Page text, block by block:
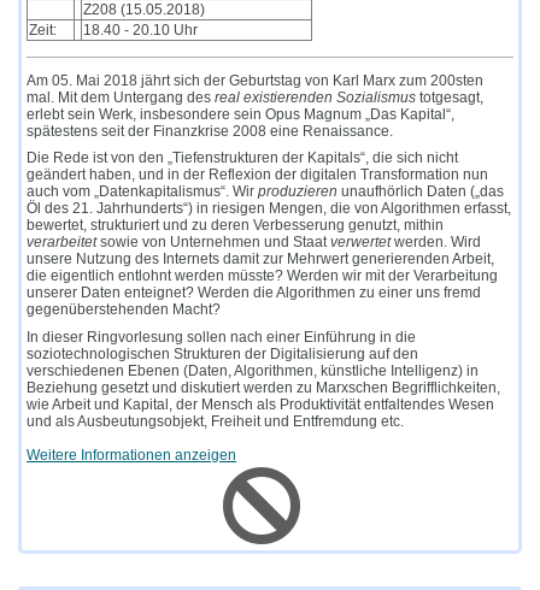
Z208 (15.05.2018)
Zeit:
18.40 - 20.10 Uhr
Am 05. Mai 2018 jährt sich der Geburtstag von Karl Marx zum 200sten
mal. Mit dem Untergang desreal existierenden Sozialismus totgesagt,
erlebt sein Werk, insbesondere sein Opus Magnum „Das Kapital“,
spätestens seit der Finanzkrise 2008 eine Renaissance.
Die Rede ist von den „Tiefenstrukturen der Kapitals“, die sich nicht
geändert haben, und in der Reflexion der digitalen Transformation nun
auch vom „Datenkapitalismus“. Wirproduzieren unaufhörlich Daten („das
Öl des 21. Jahrhunderts“) in riesigen Mengen, die von Algorithmen erfasst,
bewertet, strukturiert und zu deren Verbesserung genutzt, mithin
verarbeitetsowie von Unternehmen und Staatverwertetwerden. Wird
unsere Nutzung des Internets damit zur Mehrwert generierenden Arbeit,
die eigentlich entlohnt werden müsste? Werden wir mit der Verarbeitung
unserer Daten enteignet? Werden die Algorithmen zu einer uns fremd
gegenüberstehenden Macht?
In dieser Ringvorlesung sollen nach einer Einführung in die
soziotechnologischen Strukturen der Digitalisierung auf den
verschiedenen Ebenen (Daten, Algorithmen, künstliche Intelligenz) in
Beziehung gesetzt und diskutiert werden zu Marxschen Begrifflichkeiten,
wie Arbeit und Kapital, der Mensch als Produktivität entfaltendes Wesen
und als Ausbeutungsobjekt, Freiheit und Entfremdung etc.
Weitere Informationen anzeigen